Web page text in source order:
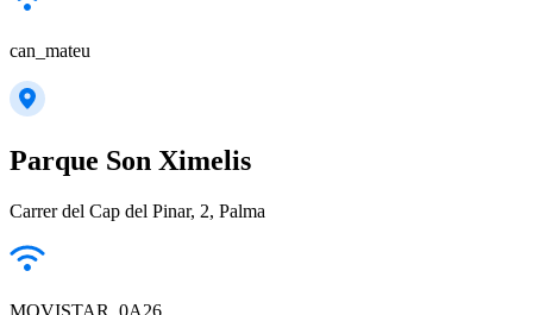
can_mateu
Parque Son Ximelis
Carrer del Cap del Pinar, 2, Palma
MOVISTAR_0A26